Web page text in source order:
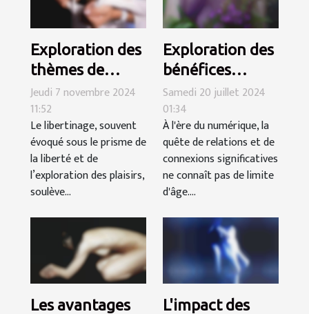
Exploration des
thèmes de
confiance et
consentement
dans le
libertinage
Jeudi 7 novembre 2024
11:52
Le libertinage, souvent
évoqué sous le prisme de
la liberté et de
l’exploration des plaisirs,
soulève...
Exploration des
bénéfices
sociaux et
personnels des
rencontres en
ligne pour
seniors
Samedi 20 juillet 2024
01:34
À l'ère du numérique, la
quête de relations et de
connexions significatives
ne connaît pas de limite
d'âge....
Les avantages
L'impact des